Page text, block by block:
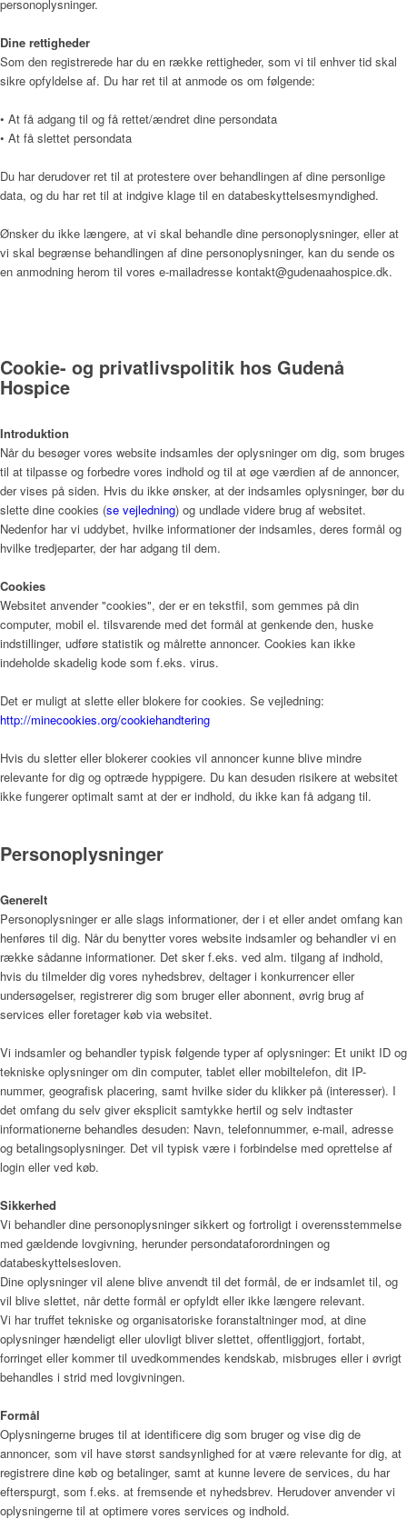
Sådan bliver man henvist
Praktisk information
Frivillig
De frivillige gør en forskel
Frivilligkoordinator
Vagtplan og booking
Pjece om Frivillighed på Gudenå Hospice (PDF)
Formål
Nyheder
Ledige stillinger
Kontakt
Menu
personoplysninger.
Dine rettigheder
Som den registrerede har du en række rettigheder, som vi til enhver tid skal
sikre opfyldelse af. Du har ret til at anmode os om følgende:
• At få adgang til og få rettet/ændret dine persondata
• At få slettet persondata
Du har derudover ret til at protestere over behandlingen af dine personlige
data, og du har ret til at indgive klage til en databeskyttelsesmyndighed.
Ønsker du ikke længere, at vi skal behandle dine personoplysninger, eller at
vi skal begrænse behandlingen af dine personoplysninger, kan du sende os
en anmodning herom til vores e-mailadresse kontakt@gudenaahospice.dk.
Cookie- og privatlivspolitik hos Gudenå
Hospice
Introduktion
Når du besøger vores website indsamles der oplysninger om dig, som bruges
til at tilpasse og forbedre vores indhold og til at øge værdien af de annoncer,
der vises på siden. Hvis du ikke ønsker, at der indsamles oplysninger, bør du
slette dine cookies (se vejledning) og undlade videre brug af websitet.
Nedenfor har vi uddybet, hvilke informationer der indsamles, deres formål og
hvilke tredjeparter, der har adgang til dem.
Cookies
Websitet anvender "cookies", der er en tekstfil, som gemmes på din
computer, mobil el. tilsvarende med det formål at genkende den, huske
indstillinger, udføre statistik og målrette annoncer. Cookies kan ikke
indeholde skadelig kode som f.eks. virus.
Det er muligt at slette eller blokere for cookies. Se vejledning:
http://minecookies.org/cookiehandtering
Hvis du sletter eller blokerer cookies vil annoncer kunne blive mindre
relevante for dig og optræde hyppigere. Du kan desuden risikere at websitet
ikke fungerer optimalt samt at der er indhold, du ikke kan få adgang til.
Personoplysninger
Generelt
Personoplysninger er alle slags informationer, der i et eller andet omfang kan
henføres til dig. Når du benytter vores website indsamler og behandler vi en
række sådanne informationer. Det sker f.eks. ved alm. tilgang af indhold,
hvis du tilmelder dig vores nyhedsbrev, deltager i konkurrencer eller
undersøgelser, registrerer dig som bruger eller abonnent, øvrig brug af
services eller foretager køb via websitet.
Vi indsamler og behandler typisk følgende typer af oplysninger: Et unikt ID og
tekniske oplysninger om din computer, tablet eller mobiltelefon, dit IP-
nummer, geografisk placering, samt hvilke sider du klikker på (interesser). I
det omfang du selv giver eksplicit samtykke hertil og selv indtaster
informationerne behandles desuden: Navn, telefonnummer, e-mail, adresse
og betalingsoplysninger. Det vil typisk være i forbindelse med oprettelse af
login eller ved køb.
Sikkerhed
Vi behandler dine personoplysninger sikkert og fortroligt i overensstemmelse
med gældende lovgivning, herunder persondataforordningen og
databeskyttelsesloven.
Dine oplysninger vil alene blive anvendt til det formål, de er indsamlet til, og
vil blive slettet, når dette formål er opfyldt eller ikke længere relevant.
Vi har truffet tekniske og organisatoriske foranstaltninger mod, at dine
oplysninger hændeligt eller ulovligt bliver slettet, offentliggjort, fortabt,
forringet eller kommer til uvedkommendes kendskab, misbruges eller i øvrigt
behandles i strid med lovgivningen.
Formål
Oplysningerne bruges til at identificere dig som bruger og vise dig de
annoncer, som vil have størst sandsynlighed for at være relevante for dig, at
registrere dine køb og betalinger, samt at kunne levere de services, du har
efterspurgt, som f.eks. at fremsende et nyhedsbrev. Herudover anvender vi
oplysningerne til at optimere vores services og indhold.